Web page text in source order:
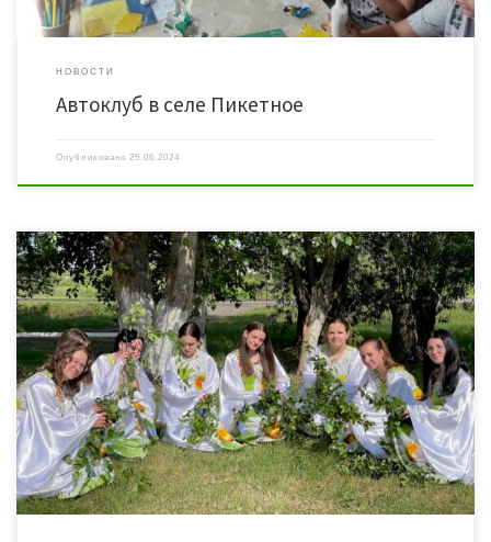
НОВОСТИ
Автоклуб в селе Пикетное
Опубликовано 25.06.2024
23 июня 2024 года работники Шараповского ЦСДК провели праздничное
мероприятие «Святая Троица». Ведущие, одетые в русские народные костюмы,
рассказывали о том, что означает этот праздник, как украшали свои дома и что
ставили на стол в этот день. Все желающие участвовали в народных играх
«Ручеек», «Плетень», «Горелки», разгадывали загадки о Троице и […]